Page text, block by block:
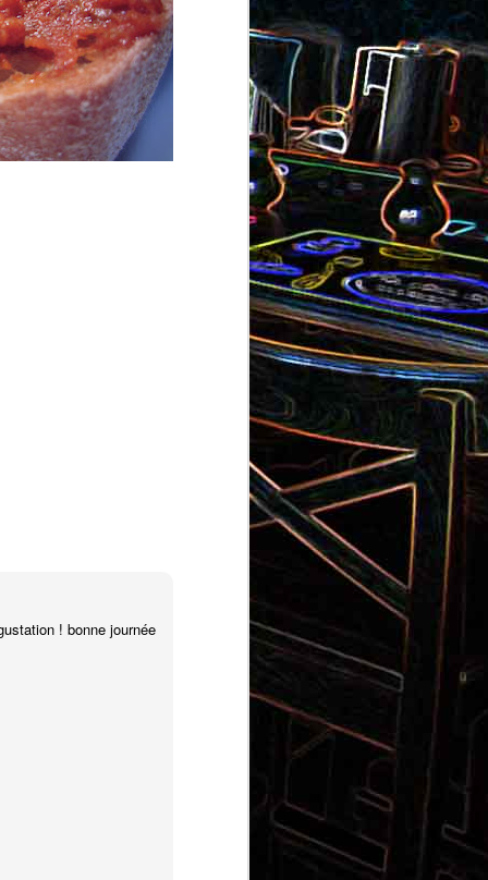
! bonne journée
Canistrelli aux amandes et
aux noisettes
Gnocchi au pesto de
pistaches
Panna cotta au coulis de kiwi